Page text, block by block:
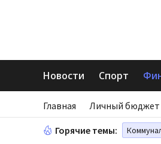
Новости Спорт
Главная Личный бюджет
Горячие темы: